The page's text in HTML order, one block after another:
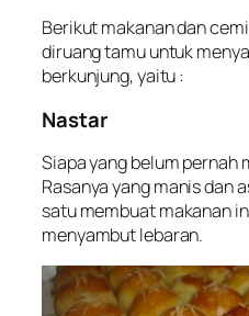
Berikut makanan dan
diruang tamu untuk
berkunjung, yaitu :
Nastar
Siapa yang belum pernah
Rasanya yang manis dan
satu membuat makanan
menyambut lebaran.